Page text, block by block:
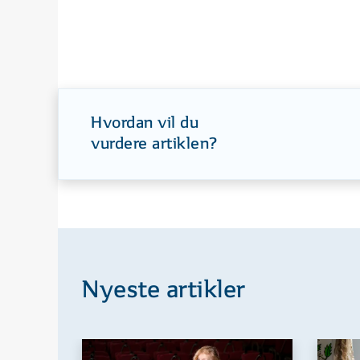
Hvordan vil du
vurdere artiklen?
Nyeste artikler